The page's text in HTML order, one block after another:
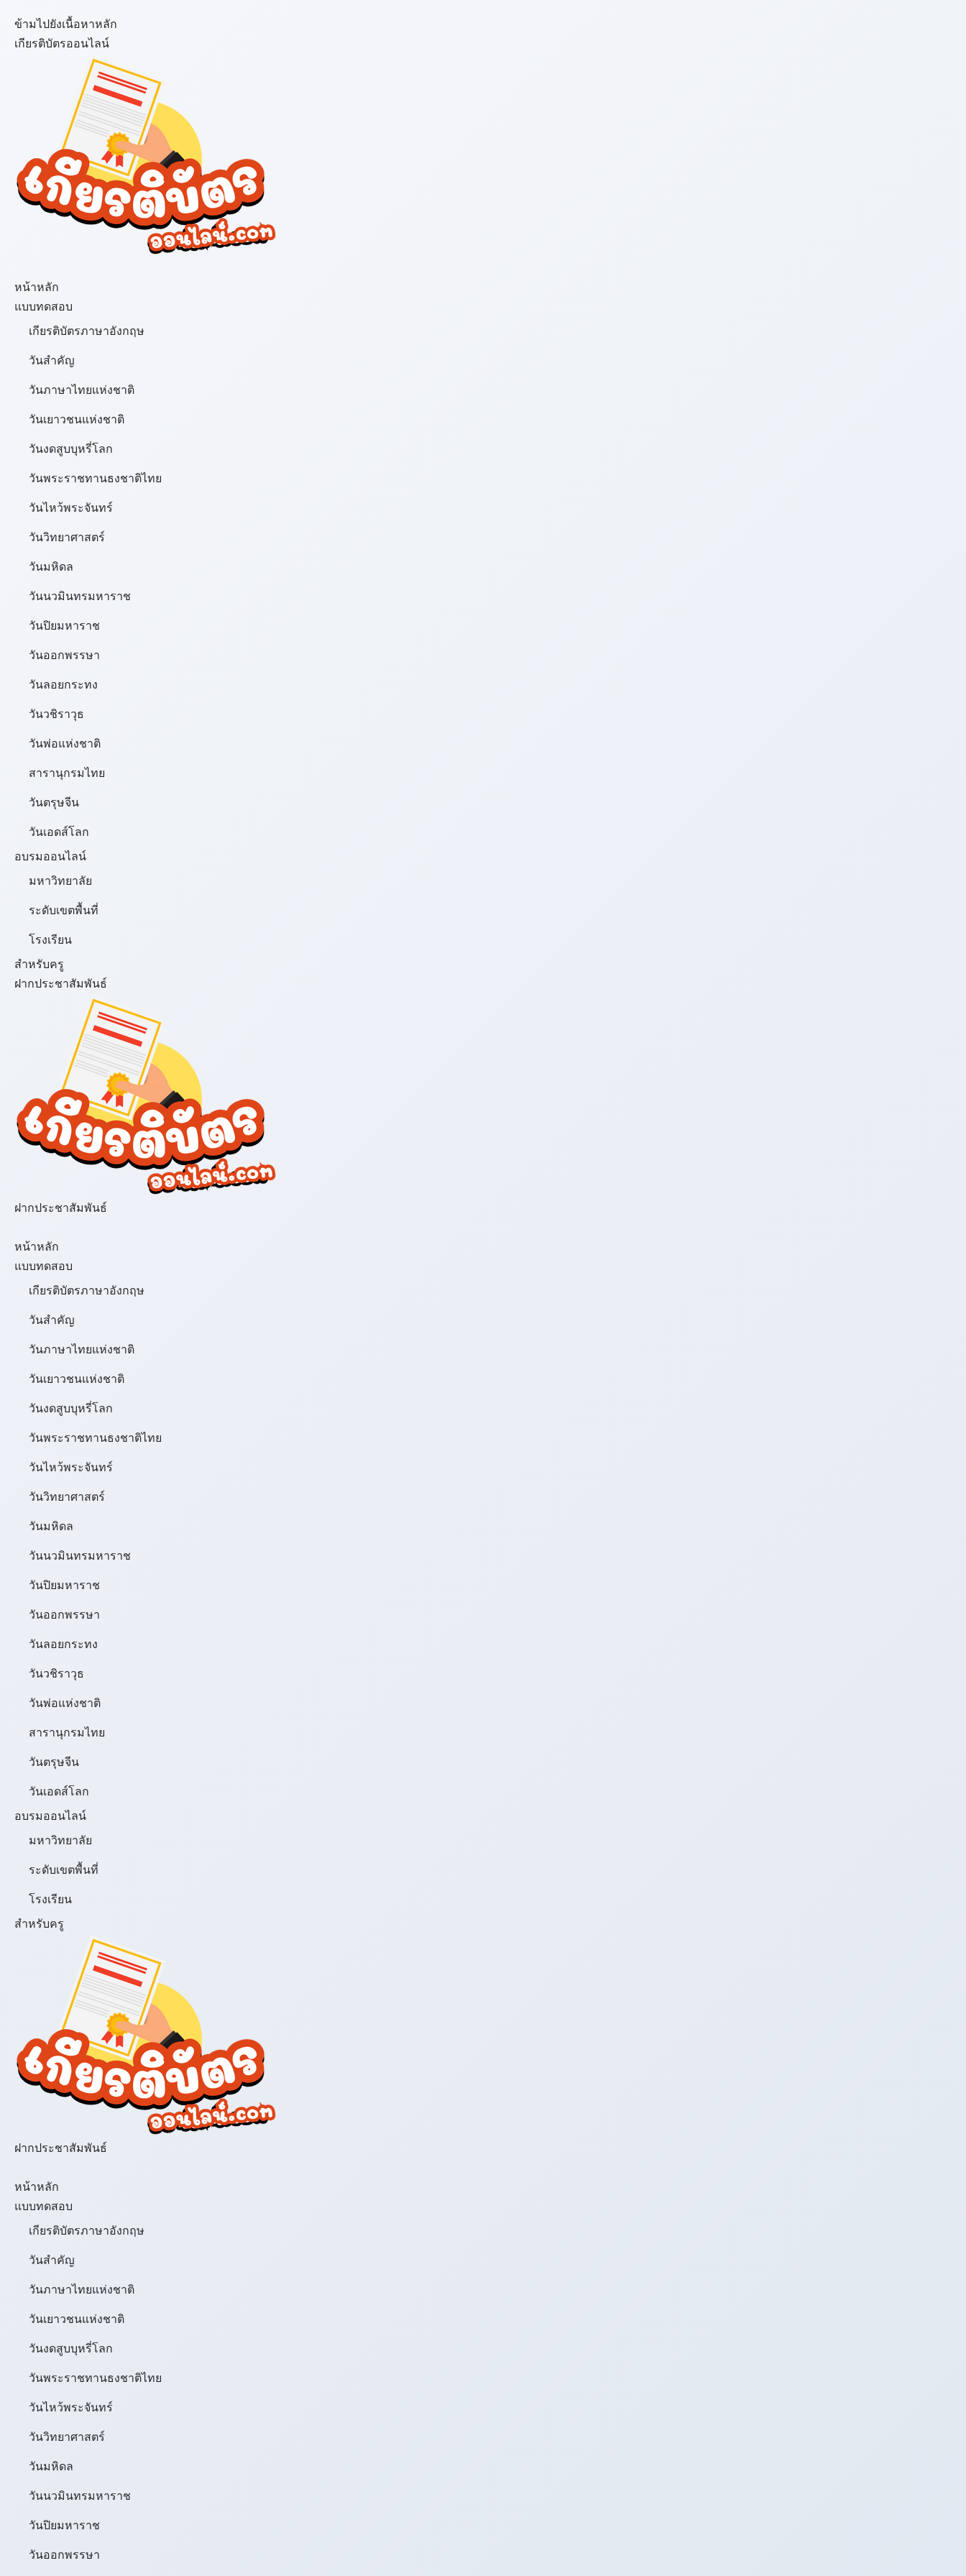
ข้ามไปยังเนื้อหาหลัก
เกียรติบัตรออนไลน์
หน้าหลัก
แบบทดสอบ
เกียรติบัตรภาษาอังกฤษ
วันสำคัญ
วันภาษาไทยแห่งชาติ
วันเยาวชนแห่งชาติ
วันงดสูบบุหรี่โลก
วันพระราชทานธงชาติไทย
วันไหว้พระจันทร์​
วันวิทยาศาสตร์
วันมหิดล
วันนวมินทรมหาราช
วันปิยมหาราช
วันออกพรรษา
วันลอยกระทง
วันวชิราวุธ
วันพ่อแห่งชาติ
สารานุกรมไทย
วันตรุษจีน
วันเอดส์โลก
อบรมออนไลน์
มหาวิทยาลัย
ระดับเขตพื้นที่
โรงเรียน
สำหรับครู
ฝากประชาสัมพันธ์
ฝากประชาสัมพันธ์
หน้าหลัก
แบบทดสอบ
เกียรติบัตรภาษาอังกฤษ
วันสำคัญ
วันภาษาไทยแห่งชาติ
วันเยาวชนแห่งชาติ
วันงดสูบบุหรี่โลก
วันพระราชทานธงชาติไทย
วันไหว้พระจันทร์​
วันวิทยาศาสตร์
วันมหิดล
วันนวมินทรมหาราช
วันปิยมหาราช
วันออกพรรษา
วันลอยกระทง
วันวชิราวุธ
วันพ่อแห่งชาติ
สารานุกรมไทย
วันตรุษจีน
วันเอดส์โลก
อบรมออนไลน์
มหาวิทยาลัย
ระดับเขตพื้นที่
โรงเรียน
สำหรับครู
ฝากประชาสัมพันธ์
หน้าหลัก
แบบทดสอบ
เกียรติบัตรภาษาอังกฤษ
วันสำคัญ
วันภาษาไทยแห่งชาติ
วันเยาวชนแห่งชาติ
วันงดสูบบุหรี่โลก
วันพระราชทานธงชาติไทย
วันไหว้พระจันทร์​
วันวิทยาศาสตร์
วันมหิดล
วันนวมินทรมหาราช
วันปิยมหาราช
วันออกพรรษา